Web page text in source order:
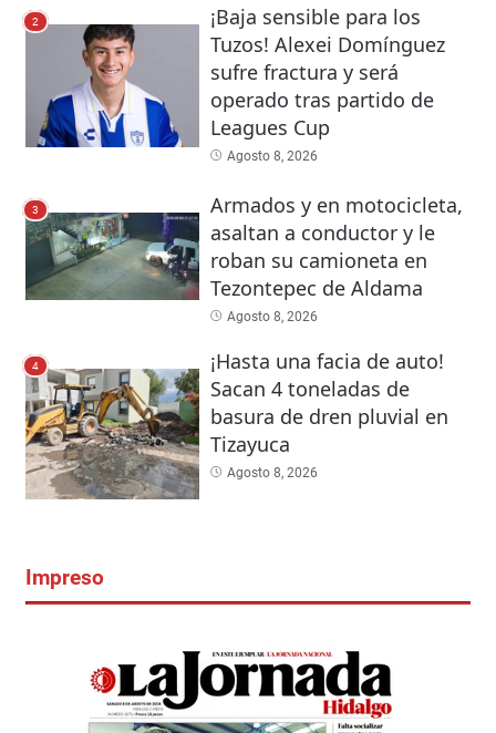
2
¡Baja sensible para los
Tuzos! Alexei Domínguez
sufre fractura y será
operado tras partido de
Leagues Cup
Agosto 8, 2026
3
Armados y en motocicleta,
asaltan a conductor y le
roban su camioneta en
Tezontepec de Aldama
Agosto 8, 2026
4
¡Hasta una facia de auto!
Sacan 4 toneladas de
basura de dren pluvial en
Tizayuca
Agosto 8, 2026
Impreso